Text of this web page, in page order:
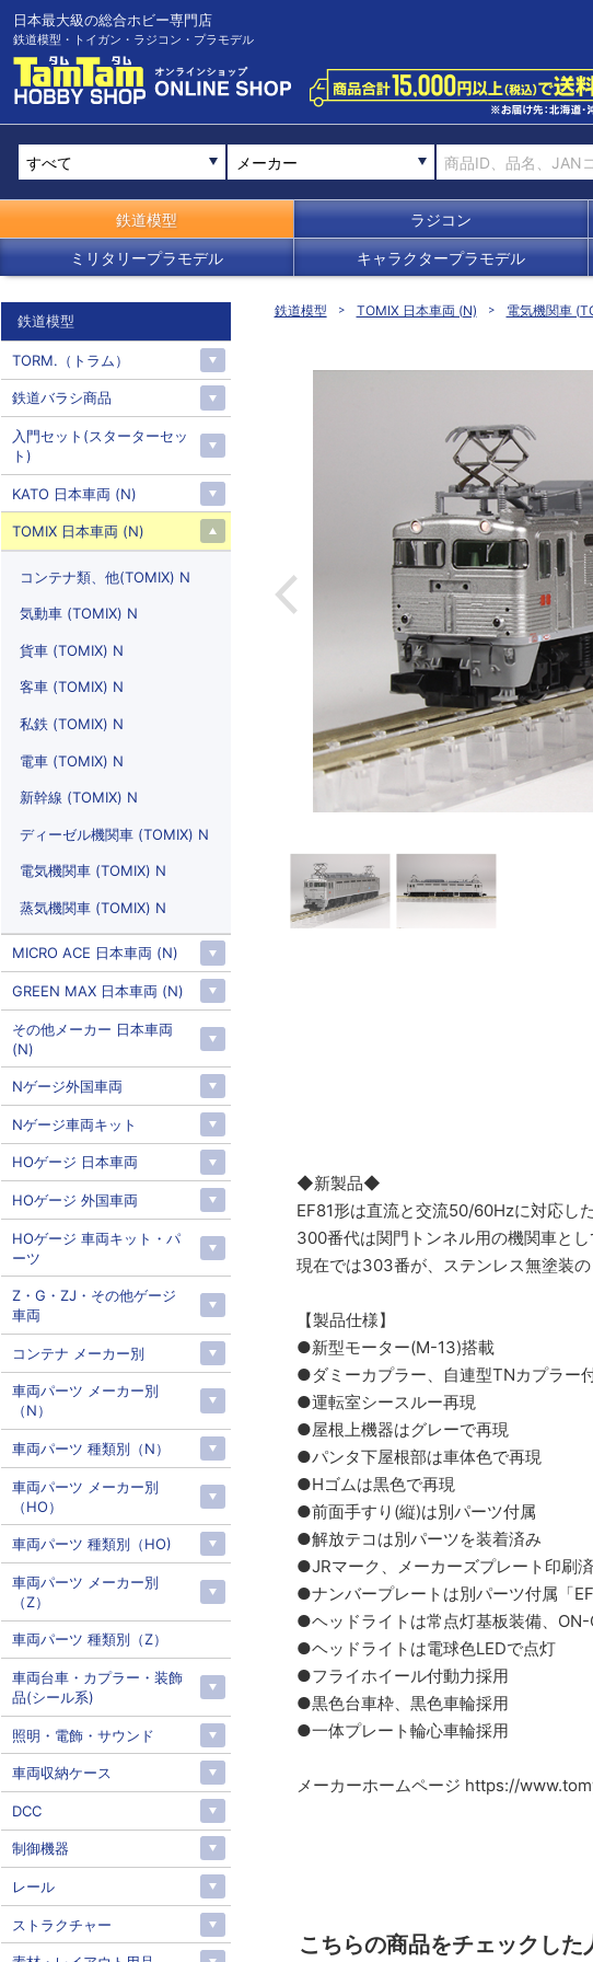
日本最大級の総合ホビー専門店
鉄道模型・トイガン・ラジコン・プラモデル
メーカー
鉄道模型 ラジコン
ミリタリープラモデル キャラクタープラモデル
鉄道模型 TOMIX 日本車両 (N) 電気機関車
◆新製品◆
EF81形は直流と交流50/60Hzに対応し
300番代は関門トンネル用の機関車と
現在では303番が、ステンレス無塗装の
【製品仕様】
●新型モーター(M-13)搭載
●ダミーカプラー、自連型TNカプラー
●運転室シースルー再現
●屋根上機器はグレーで再現
●パンタ下屋根部は車体色で再現
●Hゴムは黒色で再現
●前面手すり(縦)は別パーツ付属
●解放テコは別パーツを装着済み
●JRマーク、メーカーズプレート印刷
●ナンバープレートは別パーツ付属「
●ヘッドライトは常点灯基板装備、ON-
●ヘッドライトは電球色LEDで点灯
●フライホイール付動力採用
●黒色台車枠、黒色車輪採用
●一体プレート輪心車輪採用
メーカーホームページ https://
こちらの商品をチェックした
鉄道模型
TORM.（トラム）
鉄道バラシ商品
入門セット(スターターセッ
ト)
KATO 日本車両 (N)
TOMIX 日本車両 (N)
コンテナ類、他(TOMIX) N
気動車 (TOMIX) N
貨車 (TOMIX) N
客車 (TOMIX) N
私鉄 (TOMIX) N
電車 (TOMIX) N
新幹線 (TOMIX) N
ディーゼル機関車 (TOMIX) N
電気機関車 (TOMIX) N
蒸気機関車 (TOMIX) N
MICRO ACE 日本車両 (N)
GREEN MAX 日本車両 (N)
その他メーカー 日本車両
(N)
Nゲージ外国車両
Nゲージ車両キット
HOゲージ 日本車両
HOゲージ 外国車両
HOゲージ 車両キット・パ
ーツ
Z・G・ZJ・その他ゲージ
車両
コンテナ メーカー別
車両パーツ メーカー別
（N）
車両パーツ 種類別（N）
車両パーツ メーカー別
（HO）
車両パーツ 種類別（HO)
車両パーツ メーカー別
（Z）
車両パーツ 種類別（Z）
車両台車・カプラー・装飾
品(シール系)
照明・電飾・サウンド
車両収納ケース
DCC
制御機器
レール
ストラクチャー